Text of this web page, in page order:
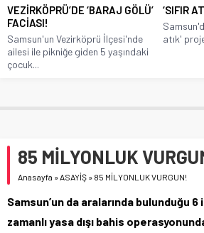
VEZİRKÖPRÜ’DE ‘BARAJ GÖLÜ’
FACİASI!
Samsun'un Vezirköprü İlçesi'nde
ailesi ile pikniğe giden 5 yaşındaki
çocuk...
‘SIFIR
atık'
85 MİLYONLUK
Anasayfa »ASAYİŞ » 85 MİLYONLUK VURGUN!
Samsun’un da aralarında bulunduğu
zamanlı yasa dışı bahis